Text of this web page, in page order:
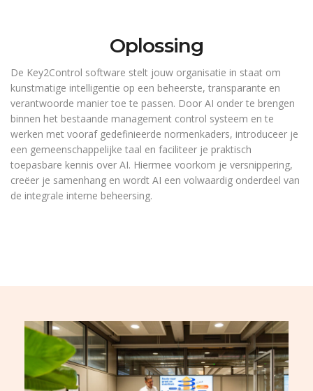
Oplossing
De Key2Control software stelt jouw organisatie in staat om
kunstmatige intelligentie op een beheerste, transparante en
verantwoorde manier toe te passen. Door AI onder te brengen
binnen het bestaande management control systeem en te
werken met vooraf gedefinieerde normenkaders, introduceer je
een gemeenschappelijke taal en faciliteer je praktisch
toepasbare kennis over AI. Hiermee voorkom je versnippering,
creëer je samenhang en wordt AI een volwaardig onderdeel van
de integrale interne beheersing.